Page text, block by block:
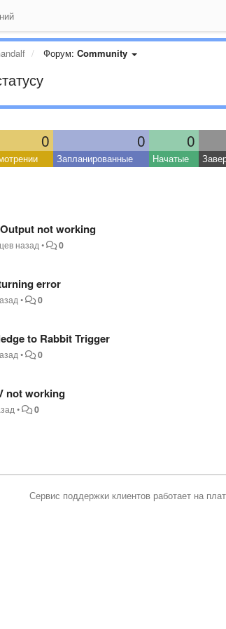
Форум: Community
0 0 0
Запланированные Начатые
not working
назад• 0
error
• 0
to Rabbit Trigger
• 0
not working
• 0
Сервис поддержки клиентов работает на